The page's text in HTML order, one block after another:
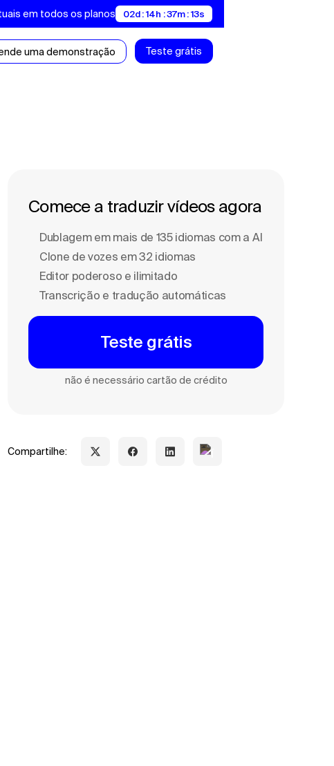
em todos os planos 02d : 14h : 37m : 12s
uma demonstração Teste grátis
Comece a traduzir vídeos agora
Dublagem em mais de 135 idiomas com a Al
Clone de vozes em 32 idiomas
Editor poderoso e ilimitado
Transcrição e tradução automáticas
Teste grátis
não é necessário cartão de crédito
Compartilhe: